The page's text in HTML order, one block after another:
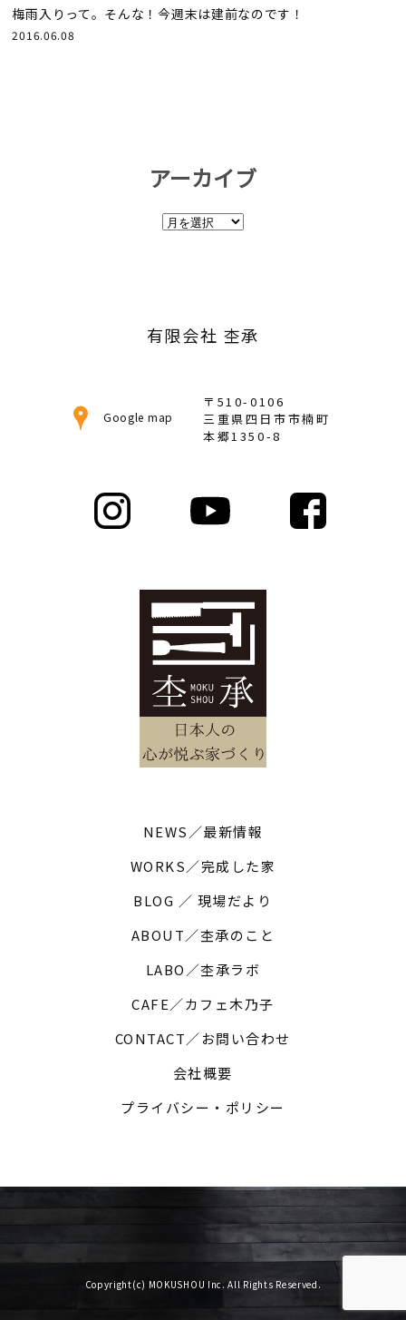
梅雨入りって。そんな！今週末は建前なのです！
2016.06.08
アーカイブ
ア
有限会社 杢承
Google map
〒510-0106
三重県四日市市楠町
本郷1350-8
NEWS／最新情報
WORKS／完成した家
BLOG ／ 現場だより
ABOUT／杢承のこと
LABO／杢承ラボ
CAFE／カフェ木乃子
CONTACT／お問い合わせ
会社概要
プライバシー・ポリシー
Copyright(c) MOKUSHOU Inc. All Rights Reserved.